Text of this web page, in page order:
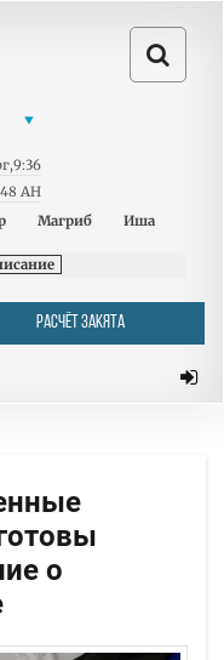
,9:36
AH
Магриб Иша
РАСЧЁТ ЗАКЯТА
о